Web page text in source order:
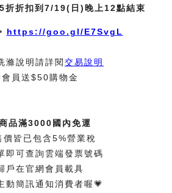
折折扣到7/19(日)晚上12點結束
https://goo.gl/E7SvgL
滌說明請詳閱交易說明
會員送$50購物金
品滿3000國內免運
價皆已包含5%營業稅
即可查詢雲端發票號碼
戶在官網會員載具
動簡訊通知消費者喔💗